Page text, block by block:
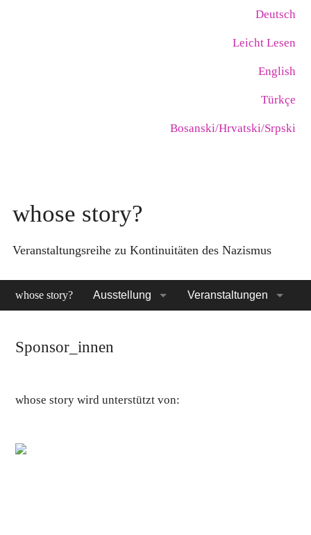
Deutsch
Leicht Lesen
English
Türkçe
Bosanski/Hrvatski/Srpski
whose story?
Veranstaltungsreihe zu Kontinuitäten des Nazismus
whose story? Ausstellung Veranstaltungen
Sponsor_innen
whose story wird unterstützt von: